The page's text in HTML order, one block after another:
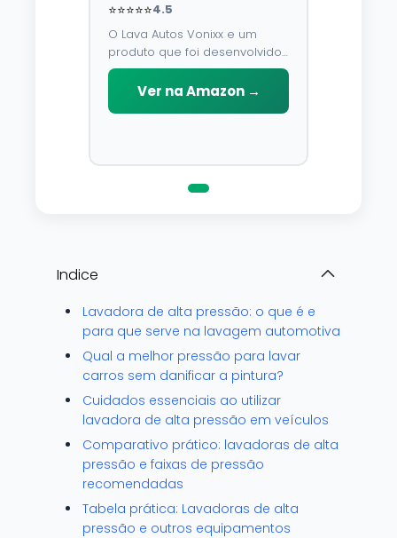
⭐⭐⭐⭐⭐4.5
O Lava Autos Vonixx e um
produto que foi desenvolvido
para limpar, proteger e
conservar a lataria do veiculo.
Por possuir pH neutro, pode
Ver na Amazon →
Indice
Lavadora de alta pressão: o que é e
para que serve na lavagem automotiva
Qual a melhor pressão para lavar
carros sem danificar a pintura?
Cuidados essenciais ao utilizar
lavadora de alta pressão em veículos
Comparativo prático: lavadoras de alta
pressão e faixas de pressão
recomendadas
Tabela prática: Lavadoras de alta
pressão e outros equipamentos